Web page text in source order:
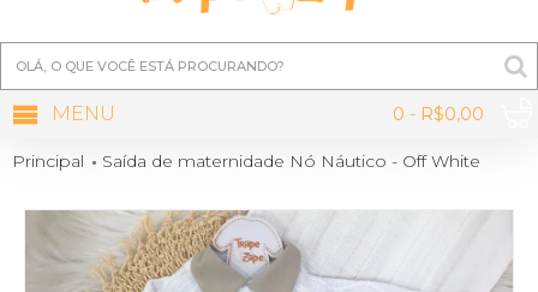
0 - R$0,00
MENU
Principal Saída de maternidade Nó Náutico - Off White